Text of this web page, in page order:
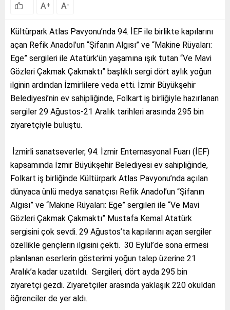
A+ A-
Kültürpark Atlas Pavyonu’nda 94. İEF ile birlikte kapılarını
açan Refik Anadol’un “Şifanın Algısı” ve “Makine Rüyaları:
Ege” sergileri ile Atatürk’ün yaşamına ışık tutan “Ve Mavi
Gözleri Çakmak Çakmaktı” başlıklı sergi dört aylık yoğun
ilginin ardından İzmirlilere veda etti. İzmir Büyükşehir
Belediyesi’nin ev sahipliğinde, Folkart iş birliğiyle hazırlanan
sergiler 29 Ağustos-21 Aralık tarihleri arasında 295 bin
ziyaretçiyle buluştu.
İzmirli sanatseverler, 94. İzmir Enternasyonal Fuarı (İEF)
kapsamında İzmir Büyükşehir Belediyesi ev sahipliğinde,
Folkart iş birliğinde Kültürpark Atlas Pavyonu’nda açılan
dünyaca ünlü medya sanatçısı Refik Anadol’un “Şifanın
Algısı” ve “Makine Rüyaları: Ege” sergileri ile “Ve Mavi
Gözleri Çakmak Çakmaktı” Mustafa Kemal Atatürk
sergisini çok sevdi. 29 Ağustos’ta kapılarını açan sergiler
özellikle gençlerin ilgisini çekti. 30 Eylül’de sona ermesi
planlanan eserlerin gösterimi yoğun talep üzerine 21
Aralık’a kadar uzatıldı. Sergileri, dört ayda 295 bin
ziyaretçi gezdi. Ziyaretçiler arasında yaklaşık 220 okuldan
öğrenciler de yer aldı.